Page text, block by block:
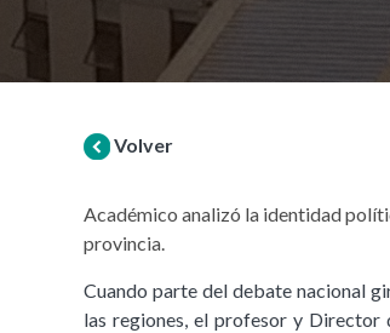
Volver
Académico analizó la identidad
provincia.
Cuando parte del debate nacional
las regiones, el profesor y